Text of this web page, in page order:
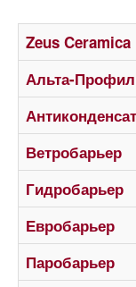
Zeus Ceramica
Альта-
Антиконденсат
Ветробарьер
Гидробарьер
Евробарьер
Паробарьер